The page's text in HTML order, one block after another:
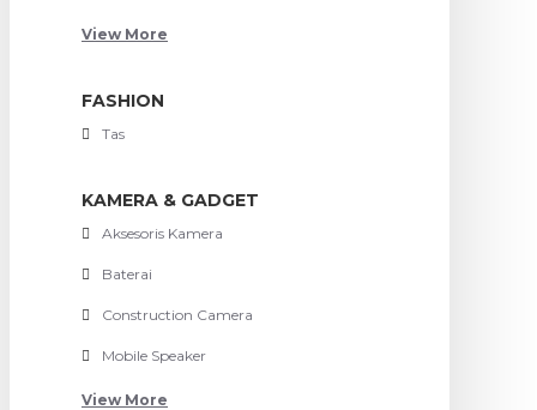
View More
FASHION
Tas
KAMERA & GADGET
Aksesoris Kamera
Baterai
Construction Camera
Mobile Speaker
View More